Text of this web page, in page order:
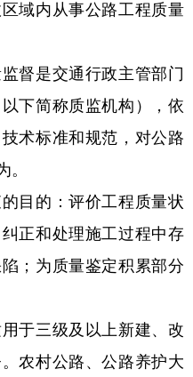
内从事公路工程质量
是交通行政主管部门
下简称质监机构），依
术标准和规范，对公路
。
的：评价工程质量状
正和处理施工过程中存
；为质量鉴定积累部分
三级及以上新建、改
农村公路、公路养护大